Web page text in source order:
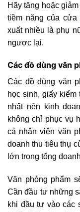
Hãy tăng hoặc
tiềm năng của
xuất nhiều là phụ
ngược lại.
Các đồ dùng văn
Các đồ dùng văn
học sinh, giấy
nhất nên kinh
không chỉ phục vụ
cả nhân viên văn
doanh thu tiêu thụ
lớn trong tổng
Văn phòng phẩm
Cần đầu tư những
khi đầu tư vào các